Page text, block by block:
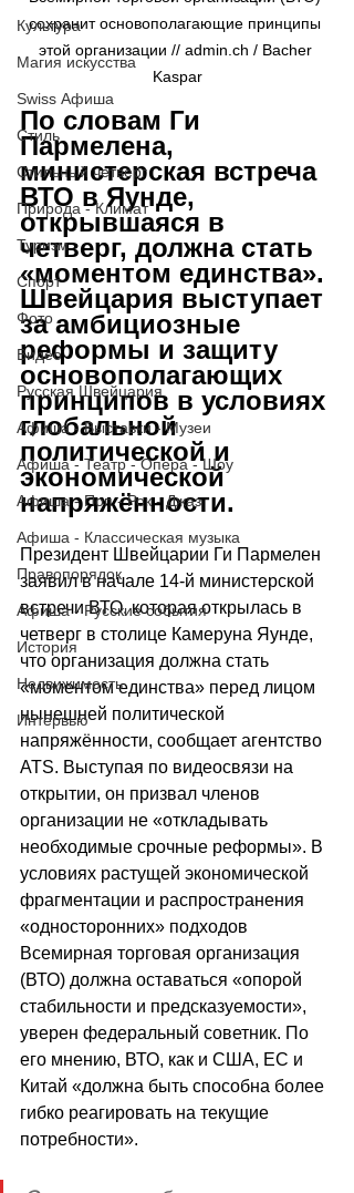
Культура
Магия искусства
Swiss Афиша
Стиль
Стильный четверг
Природа - Климат
Туризм
Спорт
Фото
Видео
Русская Швейцария
Афиша - Выставки - Музеи
Афиша - Театр - Опера - Шоу
Афиша - Поп - Рок - Джаз
Афиша - Классическая музыка
Правопорядок
Афиша - Русские события
История
Недвижимость
Интервью
сохранит основополагающие принципы
этой организации // admin.ch / Bacher
Kaspar
По словам Ги
Пармелена,
министерская встреча
ВТО в Яунде,
открывшаяся в
четверг, должна стать
«моментом единства».
Швейцария выступает
за амбициозные
реформы и защиту
основополагающих
принципов в условиях
глобальной
политической и
экономической
напряжённости.
Президент Швейцарии Ги Пармелен
заявил в начале 14-й министерской
встречи ВТО, которая открылась в
четверг в столице Камеруна Яунде,
что организация должна стать
«моментом единства» перед лицом
нынешней политической
напряжённости, сообщает агентство
АТS. Выступая по видеосвязи на
открытии, он призвал членов
организации не «откладывать
необходимые срочные реформы». В
условиях растущей экономической
фрагментации и распространения
«односторонних» подходов
Всемирная торговая организация
(ВТО) должна оставаться «опорой
стабильности и предсказуемости»,
уверен федеральный советник. По
его мнению, ВТО, как и США, ЕС и
Китай «должна быть способна более
гибко реагировать на текущие
потребности».